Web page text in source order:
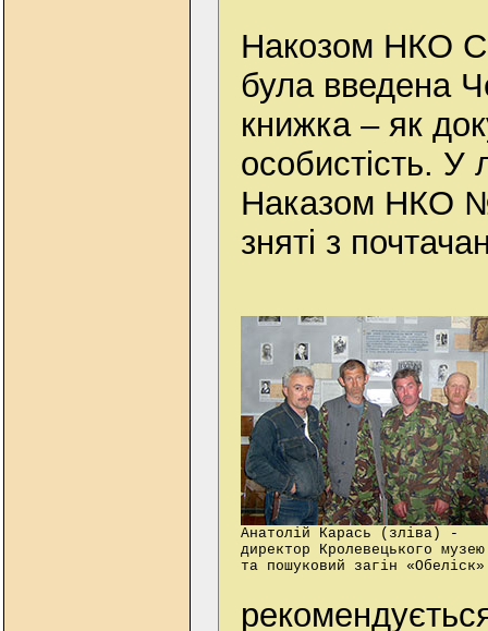
Накозом НКО
була введена
книжка – як
особистість. У
Наказом НКО
зняті з
Анатолій Карась (зліва) -
директор Кролевецького музею
та пошуковий загін